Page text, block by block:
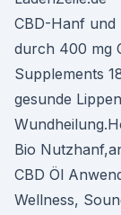
CBD-Hanf und
durch 400 mg
Supplements
gesunde
Bio
CBD Öl
Wellness,